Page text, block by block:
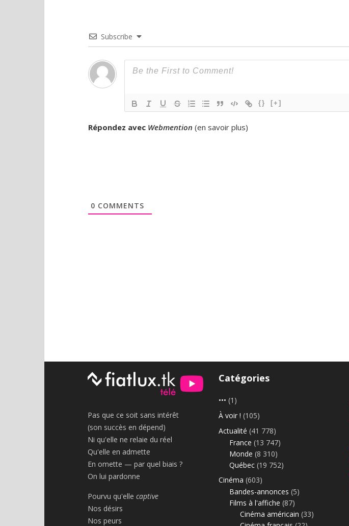
Subscribe
{} [+]
Répondez avec Webmention (en savoir plus)
0 COMMENTS
Pas que ce soit sans intérêt
(son succès en dépend)
Ni qu'elle ne relaie du réel
Qu'elle en admette
En omette — par quel biais ?
On lui pardonne
Pourvu qu'elle captive
Nos désirs
Nos peurs
Catégories
••• (1)
À voir ! (105)
Actualité (41 778)
France (13 747)
Monde (8 310)
Québec (19 752)
Cinéma (603)
Bandes-annonces (5)
Films à l'affiche (87)
Cinéma américain (33)